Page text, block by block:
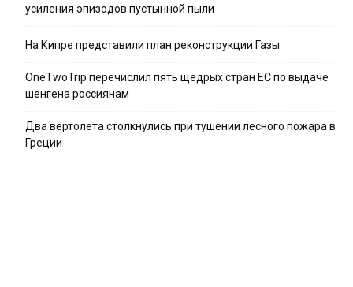
усиления эпизодов пустынной пыли
На Кипре представили план реконструкции Газы
OneTwoTrip перечислил пять щедрых стран ЕС по выдаче
шенгена россиянам
Два вертолета столкнулись при тушении лесного пожара в
Греции